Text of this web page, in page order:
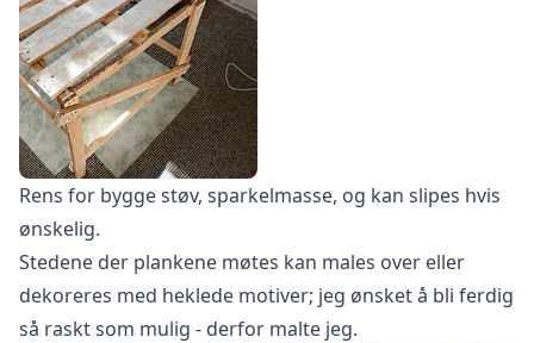
Rens for bygge støv, sparkelmasse, og kan slipes hvis
ønskelig.
Stedene der plankene møtes kan males over eller
dekoreres med heklede motiver; jeg ønsket å bli ferdig
så raskt som mulig - derfor malte jeg.